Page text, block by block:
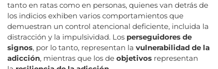
tanto en ratas como en personas, quienes van detrás de
los indicios exhiben varios comportamientos que
demuestran un control atencional deficiente, incluida la
distracción y la impulsividad. Los perseguidores de
signos, por lo tanto, representan la vulnerabilidad de la
adicción, mientras que los de objetivos representan